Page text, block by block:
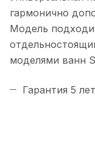
гармонично
Модель
моделями ванн
Гарантия 5 лет